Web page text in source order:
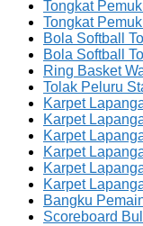
Tongkat
Tongkat
Bola Softball
Bola Softball
Ring Basket
Tolak Peluru
Karpet
Karpet
Karpet
Karpet
Karpet
Karpet
Bangku
Scoreboard